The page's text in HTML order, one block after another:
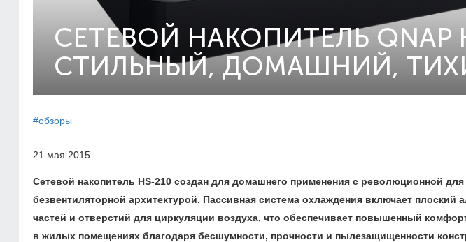
СЕТЕВОЙ НАКОПИТЕЛЬ QNAP
СТИЛЬНЫЙ, ДОМАШНИЙ,
#обзоры
21 мая 2015
Сетевой накопитель HS-210 создан для домашнего применения с революционной
безвентиляторной архитектурой. Пассивная система охлаждения включает
частей и отверстий для циркуляции воздуха, что обеспечивает повышенный
в жилых помещениях благодаря бесшумности, прочности и пылезащищенности